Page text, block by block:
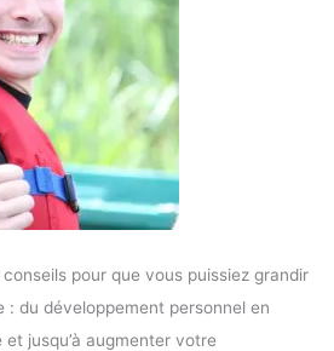
pour que vous puissiez grandir
: du développement personnel en
jusqu’à augmenter votre